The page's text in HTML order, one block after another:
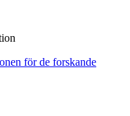
för de forskande